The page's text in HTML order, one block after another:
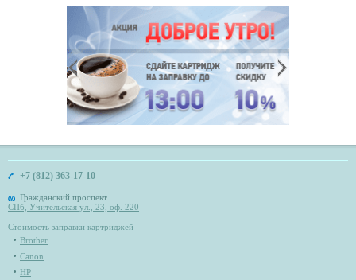
+7 (812) 363-17-10
Гражданский проспект
СПб, Учительская ул., 23, оф. 220
Стоимость заправки картриджей
Brother
Canon
HP